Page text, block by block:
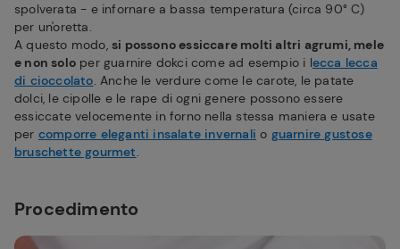
spolverata - e infornare a bassa temperatura (circa 90° C)
per un'oretta.
A questo modo, si possono essiccare molti altri agrumi, mele
e non solo per guarnire dokci come ad esempio i lecca lecca
di cioccolato. Anche le verdure come le carote, le patate
dolci, le cipolle e le rape di ogni genere possono essere
essiccate velocemente in forno nella stessa maniera e usate
per comporre eleganti insalate invernali o guarnire gustose
bruschette gourmet.
Procedimento